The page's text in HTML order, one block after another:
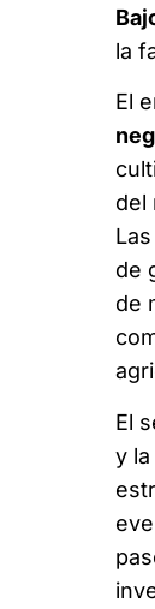
la
El
del
de
de
El
y